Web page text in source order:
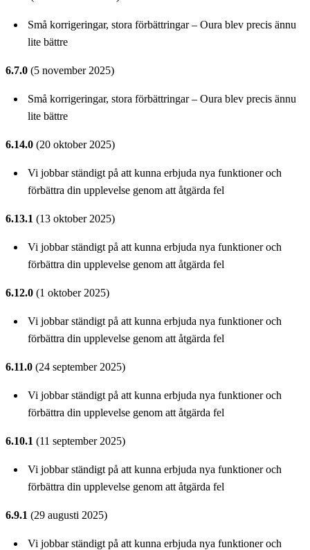
Små korrigeringar, stora förbättringar – Oura blev precis ännu
lite bättre
6.7.0 (5 november 2025)
Små korrigeringar, stora förbättringar – Oura blev precis ännu
lite bättre
6.14.0 (20 oktober 2025)
Vi jobbar ständigt på att kunna erbjuda nya funktioner och
förbättra din upplevelse genom att åtgärda fel
6.13.1 (13 oktober 2025)
Vi jobbar ständigt på att kunna erbjuda nya funktioner och
förbättra din upplevelse genom att åtgärda fel
6.12.0 (1 oktober 2025)
Vi jobbar ständigt på att kunna erbjuda nya funktioner och
förbättra din upplevelse genom att åtgärda fel
6.11.0 (24 september 2025)
Vi jobbar ständigt på att kunna erbjuda nya funktioner och
förbättra din upplevelse genom att åtgärda fel
6.10.1 (11 september 2025)
Vi jobbar ständigt på att kunna erbjuda nya funktioner och
förbättra din upplevelse genom att åtgärda fel
6.9.1 (29 augusti 2025)
Vi jobbar ständigt på att kunna erbjuda nya funktioner och